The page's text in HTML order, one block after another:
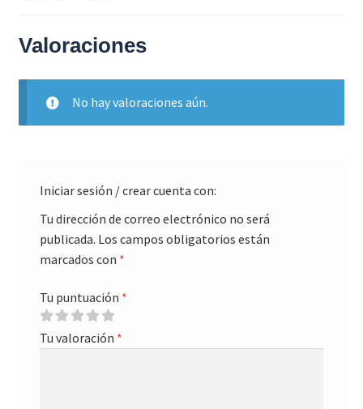
Valoraciones
No hay valoraciones aún.
Iniciar sesión / crear cuenta con:
Tu dirección de correo electrónico no será
publicada. Los campos obligatorios están
marcados con *
Tu puntuación *
Tu valoración *